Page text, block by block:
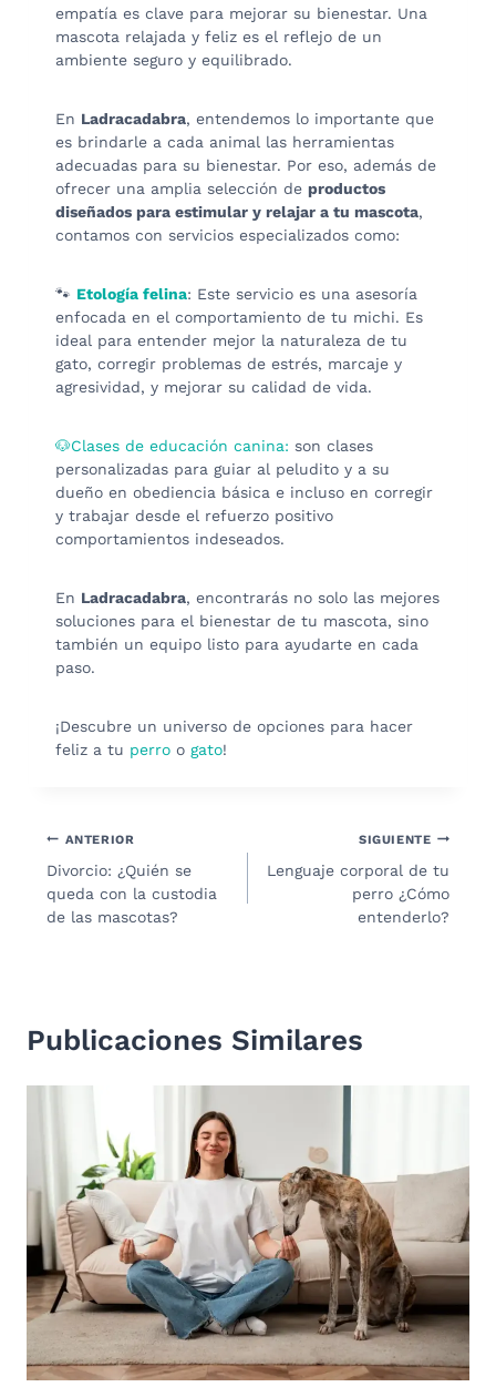
empatía es clave para mejorar su bienestar. Una
mascota relajada y feliz es el reflejo de un
ambiente seguro y equilibrado.
En Ladracadabra, entendemos lo importante que
es brindarle a cada animal las herramientas
adecuadas para su bienestar. Por eso, además de
ofrecer una amplia selección de productos
diseñados para estimular y relajar a tu mascota,
contamos con servicios especializados como:
🐾 Etología felina: Este servicio es una asesoría
enfocada en el comportamiento de tu michi. Es
ideal para entender mejor la naturaleza de tu
gato, corregir problemas de estrés, marcaje y
agresividad, y mejorar su calidad de vida.
🐶Clases de educación canina: son clases
personalizadas para guiar al peludito y a su
dueño en obediencia básica e incluso en corregir
y trabajar desde el refuerzo positivo
comportamientos indeseados.
En Ladracadabra, encontrarás no solo las mejores
soluciones para el bienestar de tu mascota, sino
también un equipo listo para ayudarte en cada
paso.
¡Descubre un universo de opciones para hacer
feliz a tu perro o gato!
Navegación
de
entradas
ANTERIOR
Divorcio: ¿Quién se
queda con la custodia
de las mascotas?
SIGUIENTE
Lenguaje corporal de tu
perro ¿Cómo
entenderlo?
Publicaciones Similares